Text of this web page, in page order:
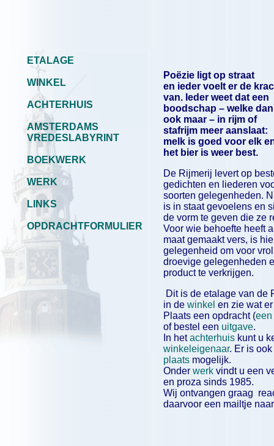
ETALAGE
WINKEL
ACHTERHUIS
AMSTERDAMS
VREDESLABYRINT
BOEKWERK
WERK
LINKS
OPDRACHTFORMULIER
Poëzie ligt op straat
en ieder voelt er de
van. Ieder weet dat een
boodschap – welke dan
ook maar – in rijm of
stafrijm meer aanslaat:
melk is goed voor elk
het bier is weer best.
De Rijmerij levert op
gedichten en liederen
soorten gelegenheden.
is in staat gevoelens en
de vorm te geven die ze
Voor wie behoefte heeft
maat gemaakt vers, is
gelegenheid om voor
droevige gelegenheden
product te verkrijgen.
Dit is de etalage van de
in de winkel en zie wat
Plaats een opdracht (een
of bestel een uitgave.
In hetachterhuis kunt u
winkeleigenaar. Er is
plaats mogelijk.
Onder werk vindt u een
en proza sinds 1985.
Wij ontvangen graag
daarvoor een mailtje